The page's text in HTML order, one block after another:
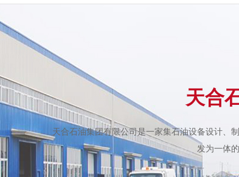
天合
天合石油集团有限公司是一家集石油设备设计、
发为一体